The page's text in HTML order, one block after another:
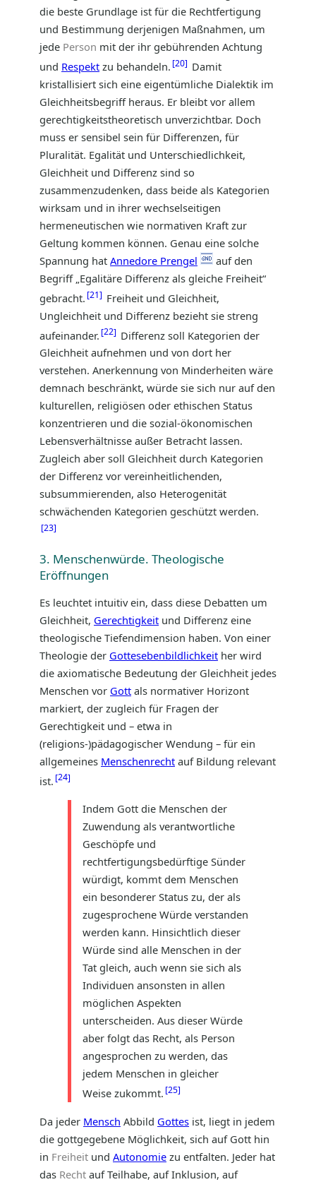
die beste Grundlage ist für die Rechtfertigung
und Bestimmung derjenigen Maßnahmen, um
jede Person mit der ihr gebührenden Achtung
und Respekt zu behandeln. 20
Damit
kristallisiert sich eine eigentümliche Dialektik im
Gleichheitsbegriff heraus. Er bleibt vor allem
gerechtigkeitstheoretisch unverzichtbar. Doch
muss er sensibel sein für Differenzen, für
Pluralität. Egalität und Unterschiedlichkeit,
Gleichheit und Differenz sind so
zusammenzudenken, dass beide als Kategorien
wirksam und in ihrer wechselseitigen
hermeneutischen wie normativen Kraft zur
Geltung kommen können. Genau eine solche
Spannung hat Annedore Prengel
auf den
Begriff „Egalitäre Differenz als gleiche Freiheit“
gebracht. 21
Freiheit und Gleichheit,
Ungleichheit und Differenz bezieht sie streng
aufeinander. 22
Differenz soll Kategorien der
Gleichheit aufnehmen und von dort her
verstehen. Anerkennung von Minderheiten wäre
demnach beschränkt, würde sie sich nur auf den
kulturellen, religiösen oder ethischen Status
konzentrieren und die sozial-ökonomischen
Lebensverhältnisse außer Betracht lassen.
Zugleich aber soll Gleichheit durch Kategorien
der Differenz vor vereinheitlichenden,
subsummierenden, also Heterogenität
schwächenden Kategorien geschützt werden.
23
3. Menschenwürde. Theologische
Eröffnungen
Es leuchtet intuitiv ein, dass diese Debatten um
Gleichheit, Gerechtigkeit und Differenz eine
theologische Tiefendimension haben. Von einer
Theologie der Gottesebenbildlichkeit her wird
die axiomatische Bedeutung der Gleichheit jedes
Menschen vor Gott als normativer Horizont
markiert, der zugleich für Fragen der
Gerechtigkeit und – etwa in
(religions-)pädagogischer Wendung – für ein
allgemeines Menschenrecht auf Bildung relevant
ist. 24
Indem Gott die Menschen der
Zuwendung als verantwortliche
Geschöpfe und
rechtfertigungsbedürftige Sünder
würdigt, kommt dem Menschen
ein besonderer Status zu, der als
zugesprochene Würde verstanden
werden kann. Hinsichtlich dieser
Würde sind alle Menschen in der
Tat gleich, auch wenn sie sich als
Individuen ansonsten in allen
möglichen Aspekten
unterscheiden. Aus dieser Würde
aber folgt das Recht, als Person
angesprochen zu werden, das
jedem Menschen in gleicher
Weise zukommt. 25
Da jeder Mensch Abbild Gottes ist, liegt in jedem
die gottgegebene Möglichkeit, sich auf Gott hin
in Freiheit und Autonomie zu entfalten. Jeder hat
das Recht auf Teilhabe, auf Inklusion, auf